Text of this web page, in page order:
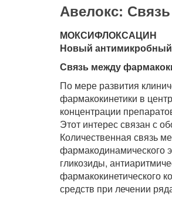
Авелокс:
МОКСИФЛОКСАЦИН
Новый
Связь между
По мере развития
фармакокинетики в
концентрации
Этот интерес связан с
Количественная связь
фармакодинамического
гликозиды,
фармакокинетического
средств при лечении